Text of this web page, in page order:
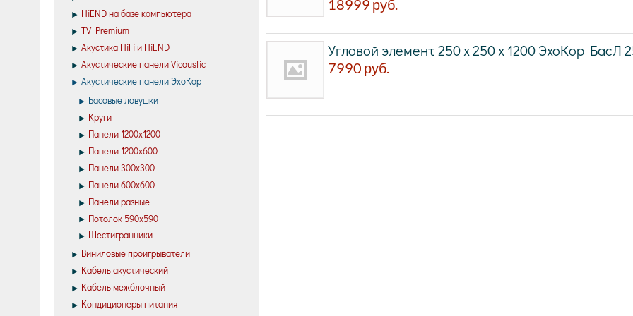
HiEND на базе компьютера
TV Premium
Акустика HiFi и HiEND
Акустические панели Vicoustic
Акустические панели ЭхоКор
Басовые ловушки
Круги
Панели 1200х1200
Панели 1200х600
Панели 300х300
Панели 600х600
Панели разные
Потолок 590х590
Шестигранники
Виниловые проигрыватели
Кабель акустический
Кабель межблочный
Кондиционеры питания
18999 руб.
Угловой элемент 250 x 250 x 1200 ЭхоКор БасЛ
7990 руб.